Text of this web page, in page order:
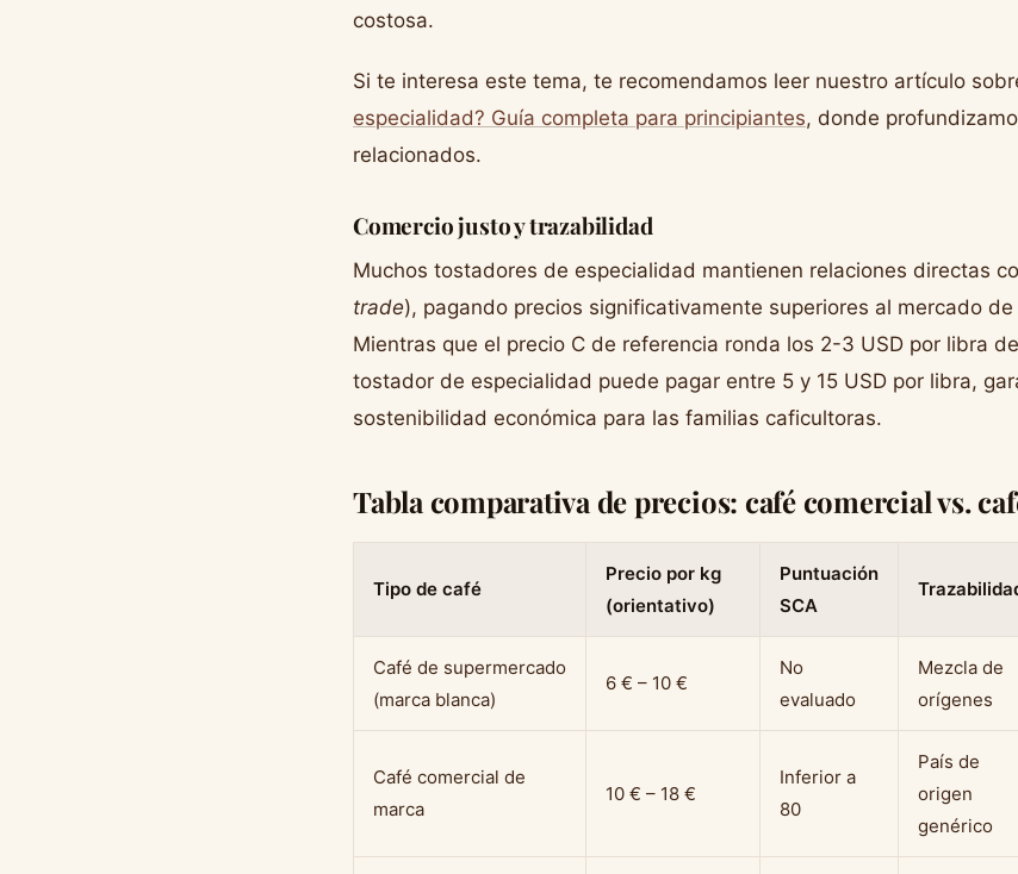
costosa.
Si te interesa este tema, te recomendamos leer nuestro artículo
especialidad? Guía completa para principiantes, donde
relacionados.
Comercio justo y trazabilidad
Muchos tostadores de especialidad mantienen relaciones directas
trade), pagando precios significativamente superiores al mercado
Mientras que el precio C de referencia ronda los 2-3 USD por libra
tostador de especialidad puede pagar entre 5 y 15 USD por libra,
sostenibilidad económica para las familias caficultoras.
Tabla comparativa de precios: café comercial vs.
Tipo de café
Precio por kg
(orientativo)
Puntuación
SCA
Café de supermercado
(marca blanca)
6 € – 10 €
No
evaluado
Mezcla de
orígenes
Café comercial de
marca
10 € – 18 €
Inferior a
80
País de
origen
genérico